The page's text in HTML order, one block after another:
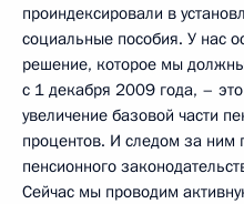
проиндексировали в
социальные пособия. У нас
решение, которое мы
с 1 декабря 2009 года, –
увеличение базовой части
процентов. И следом за ним
пенсионного
Сейчас мы проводим